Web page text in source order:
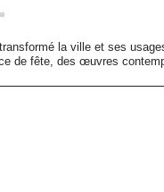
la ville et ses
de fête, des œuvres